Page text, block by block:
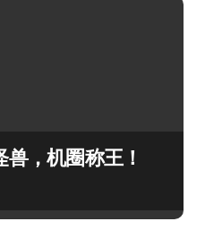
，机圈称王！